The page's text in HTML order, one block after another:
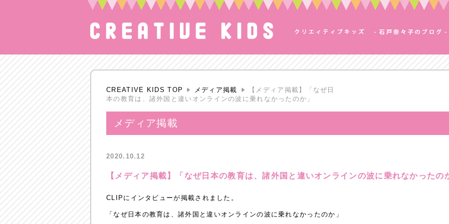
CREATIVE KIDS TOP メディア掲載
【メディア掲載】「なぜ日
本の教育は、諸外国と違いオンラインの波に乗れなかったのか」
メディア掲載
2020.10.12
【メディア掲載】「なぜ日本の教育は、諸外国と違いオンラインの波に乗れなかったの
CLIPにインタビューが掲載されました。
「なぜ日本の教育は、諸外国と違いオンラインの波に乗れなかったのか」